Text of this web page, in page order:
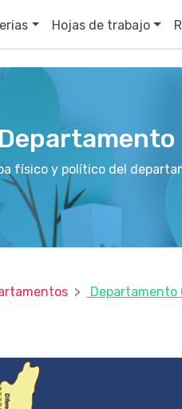
Hojas de trabajo
Departamento
físico y político del
Departamento